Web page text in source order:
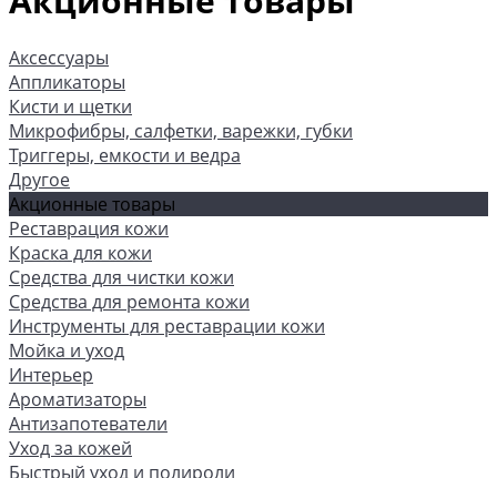
Аксессуары
Аппликаторы
Кисти и щетки
Микрофибры, салфетки, варежки, губки
Триггеры, емкости и ведра
Другое
Акционные товары
Реставрация кожи
Краска для кожи
Средства для чистки кожи
Средства для ремонта кожи
Инструменты для реставрации кожи
Мойка и уход
Интерьер
Ароматизаторы
Антизапотеватели
Уход за кожей
Быстрый уход и полироли